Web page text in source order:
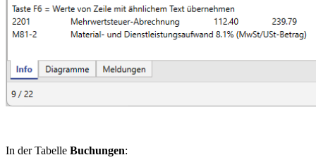
In der Tabelle Buchungen: